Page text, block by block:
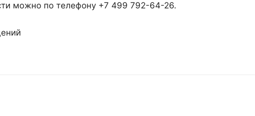
можно по телефону +7 499 792-64-26.